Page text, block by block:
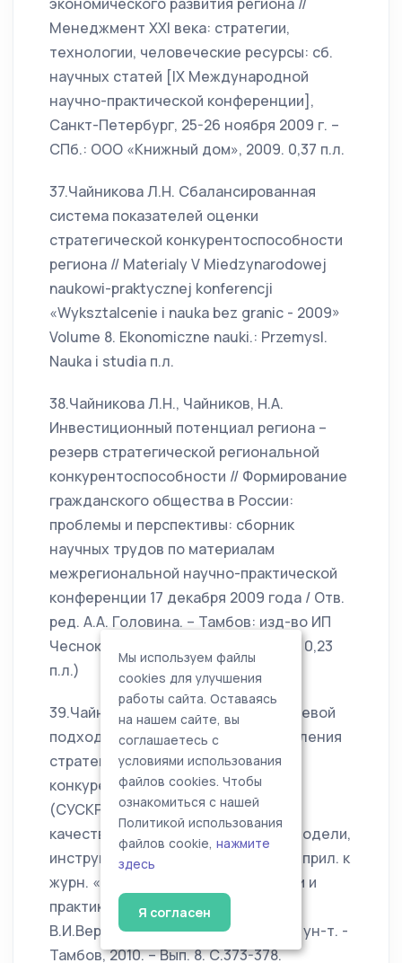
Менеджмент XXI века: стратегии,
технологии, человеческие ресурсы: сб.
научных статей [IX Международной
научно-практической конференции],
Санкт-Петербург, 25-26 ноября 2009 г. –
СПб.: ООО «Книжный дом», 2009. 0,37 п.л.
37.Чайникова Л.Н. Сбалансированная
система показателей оценки
стратегической конкурентоспособности
региона // Materialy V Miedzynarodowej
naukowi-praktycznej konferencji
«Wyksztalcenie i nauka bez granic - 2009»
Volume 8. Ekonomiczne nauki.: Przemysl.
Nauka i studia п.л.
38.Чайникова Л.Н., Чайников, Н.А.
Инвестиционный потенциал региона –
резерв стратегической региональной
конкурентоспособности // Формирование
гражданского общества в России:
проблемы и перспективы: сборник
научных трудов по материалам
межрегиональной научно-практической
конференции 17 декабря 2009 года / Отв.
ред. А.А. Головина. – Тамбов: изд-во ИП
Чеснокова А.В., 2009. 0,46 п.л. (авт. 0,23
п.л.)
39.Чайникова Л.Н. Программно-целевой
подход реализации системы управления
стратегической
конкурентоспособностью региона
(СУСКР) // Экономика и управление
качеством: учет, анализ, методы, модели,
инструменты и аудит: сб. науч. тр.: прил. к
журн. «Вопросы современной науки и
практики. Университет им.
В.И.Вернадского» / Тамб. гос. техн. ун-т. -
Тамбов, 2010. – Вып. 8. С.373-378.
Мы используем файлы
cookies для улучшения
работы сайта. Оставаясь
на нашем сайте, вы
соглашаетесь с
условиями использования
файлов cookies. Чтобы
ознакомиться с нашей
Политикой использования
файлов cookie, нажмите
здесь
Я согласен